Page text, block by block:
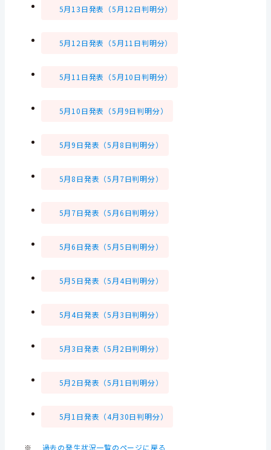
5月13日発表（5月12日判明分）
5月12日発表（5月11日判明分）
5月11日発表（5月10日判明分）
5月10日発表（5月9日判明分）
5月9日発表（5月8日判明分）
5月8日発表（5月7日判明分）
5月7日発表（5月6日判明分）
5月6日発表（5月5日判明分）
5月5日発表（5月4日判明分）
5月4日発表（5月3日判明分）
5月3日発表（5月2日判明分）
5月2日発表（5月1日判明分）
5月1日発表（4月30日判明分）
※ 過去の発生状況一覧のページに戻る